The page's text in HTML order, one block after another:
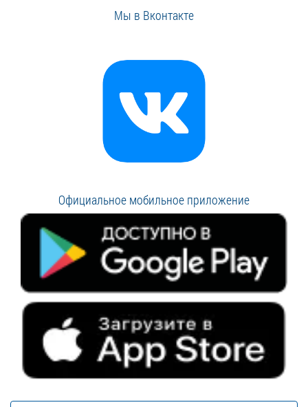
Мы в Вконтакте
Официальное мобильное приложение